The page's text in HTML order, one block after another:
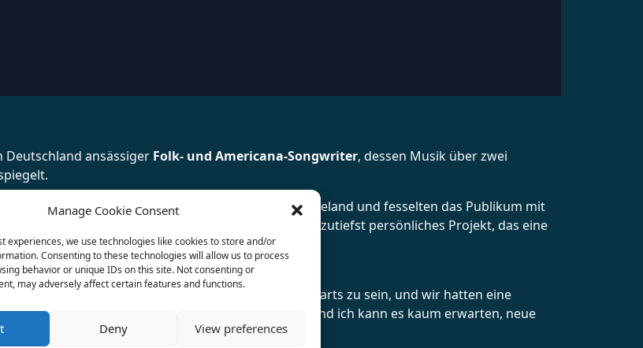
Manage Cookie Consent
experiences, we use technologies like cookies to store and/or
Consenting to these technologies will allow us to process
behavior or unique IDs on this site. Not consenting or
may adversely affect certain features and functions.
Deny View preferences
Deutschland ansässiger Folk- und Americana-Songwriter, dessen Musik über zwei
er ausgiebig durch Europa, Australien und Neuseeland und fesselten das Publikum mit
Kapitel und nimmt sein Debüt-Solo-Album auf – ein zutiefst persönliches Projekt, das eine
Luke Sital Singh.
mit verschiedenen Platten und Singles in den Charts zu sein, und wir hatten eine
auf Spotify. Mein neues Soloalbum ist in Arbeit, und ich kann es kaum erwarten, neue
Nachname
E-Mail-Adresse
Anmelden